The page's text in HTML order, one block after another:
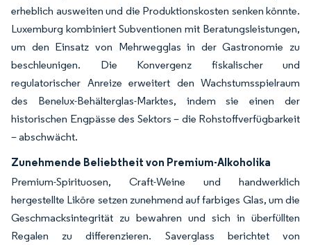
erheblich ausweiten und die Produktionskosten senken könnte.
Luxemburg kombiniert Subventionen mit Beratungsleistungen,
um den Einsatz von Mehrwegglas in der Gastronomie zu
beschleunigen. Die Konvergenz fiskalischer und
regulatorischer Anreize erweitert den Wachstumsspielraum
des Benelux-Behälterglas-Marktes, indem sie einen der
historischen Engpässe des Sektors – die Rohstoffverfügbarkeit
– abschwächt.
Zunehmende Beliebtheit von Premium-Alkoholika
Premium-Spirituosen, Craft-Weine und handwerklich
hergestellte Liköre setzen zunehmend auf farbiges Glas, um die
Geschmacksintegrität zu bewahren und sich in überfüllten
Regalen zu differenzieren. Saverglass berichtet von